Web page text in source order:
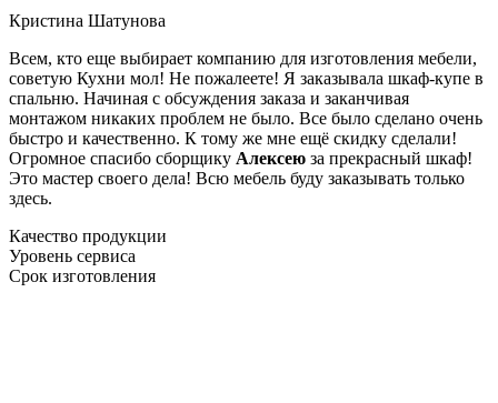
Кристина Шатунова
Всем, кто еще выбирает компанию для изготовления мебели,
советую Кухни мол! Не пожалеете! Я заказывала шкаф-купе в
спальню. Начиная с обсуждения заказа и заканчивая
монтажом никаких проблем не было. Все было сделано очень
быстро и качественно. К тому же мне ещё скидку сделали!
Огромное спасибо сборщику Алексею за прекрасный шкаф!
Это мастер своего дела! Всю мебель буду заказывать только
здесь.
Качество продукции
Уровень сервиса
Срок изготовления